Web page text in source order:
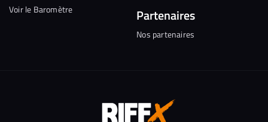
Voir le Baromètre Partenaires
Nos partenaires